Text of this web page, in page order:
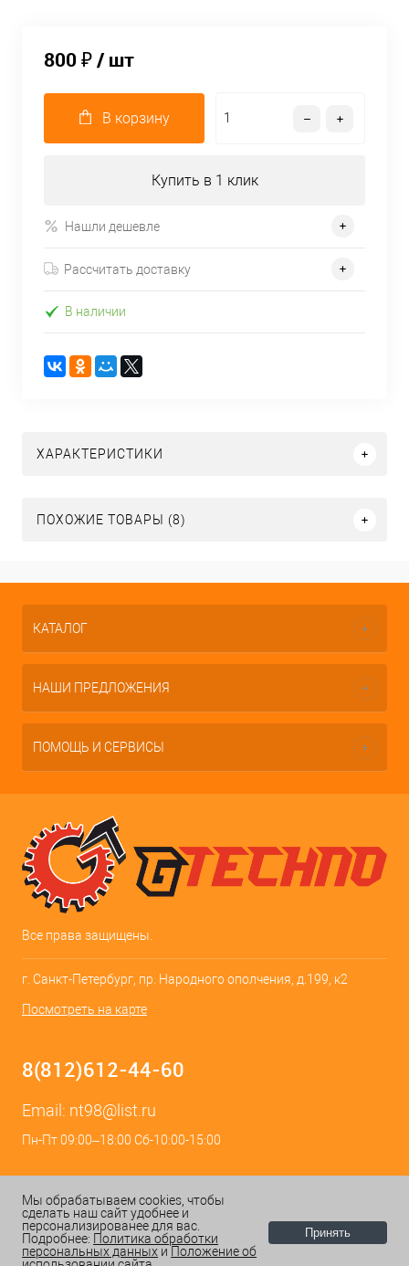
800 ₽/ шт
В корзину
Купить в 1 клик
Нашли дешевле
Рассчитать доставку
В наличии
ХАРАКТЕРИСТИКИ
ПОХОЖИЕ ТОВАРЫ (8)
КАТАЛОГ
НАШИ ПРЕДЛОЖЕНИЯ
ПОМОЩЬ И СЕРВИСЫ
Все права защищены.
г. Санкт-Петербург, пр. Народного ополчения, д.199, к2
Посмотреть на карте
8(812)612-44-60
Email: nt98@list.ru
Пн-Пт 09:00–18:00 Сб-10:00-15:00
Мы обрабатываем cookies, чтобы
сделать наш сайт удобнее и
персонализированее для вас.
Подробнее: Политика обработки
персональных данных и Положение об
Принять